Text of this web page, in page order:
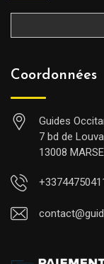
Coordonnées
Guides
7 bd de
13008